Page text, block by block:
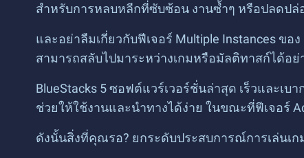
สำหรับการหลบหลีกที่ซับซ้อน งานซ้ำๆ หรือปลดป
และอย่าลืมเกี่ยวกับฟีเจอร์ Multiple Instances ข
สามารถสลับไปมาระหว่างเกมหรือมัลติทาสก์ได้อ
BlueStacks 5 ซอฟต์แวร์เวอร์ชั่นล่าสุด เร็วและเ
ช่วยให้ใช้งานและนำทางได้ง่าย ในขณะที่ฟีเจอร์
ดังนั้นสิ่งที่คุณรอ? ยกระดับประสบการณ์การเล่นเ